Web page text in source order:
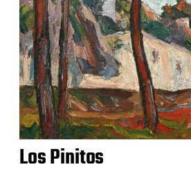
Los Pinitos